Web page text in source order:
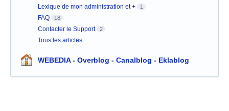
Lexique de mon administration et + 1
FAQ 18
Contacter le Support 2
Tous les articles
WEBEDIA - Overblog - Canalblog - Eklablog